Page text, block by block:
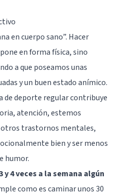
en cuerpo sano”. Hacer
en forma física, sino
a que poseamos unas
y un buen estado anímico.
de deporte regular contribuye
atención, estemos
otros trastornos mentales,
bien y ser menos
humor.
4 veces a la semana algún
como es caminar unos 30